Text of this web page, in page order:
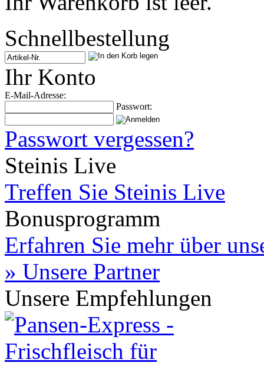
Schnellbestellung
Ihr Konto
E-Mail-Adresse:
Passwort:
Passwort vergessen?
Steinis Live
Treffen Sie Steinis Live
Bonusprogramm
Erfahren Sie mehr über
» Unsere Partner
Unsere Empfehlungen